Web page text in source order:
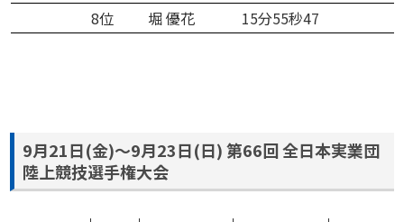
8位
堀 優花 15分55秒47
9月21日(金)～9月23日(日) 第66回 全日本実業団
陸上競技選手権大会